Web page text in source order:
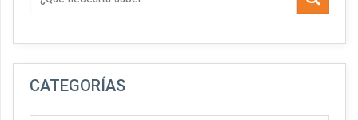
CATEGORÍAS